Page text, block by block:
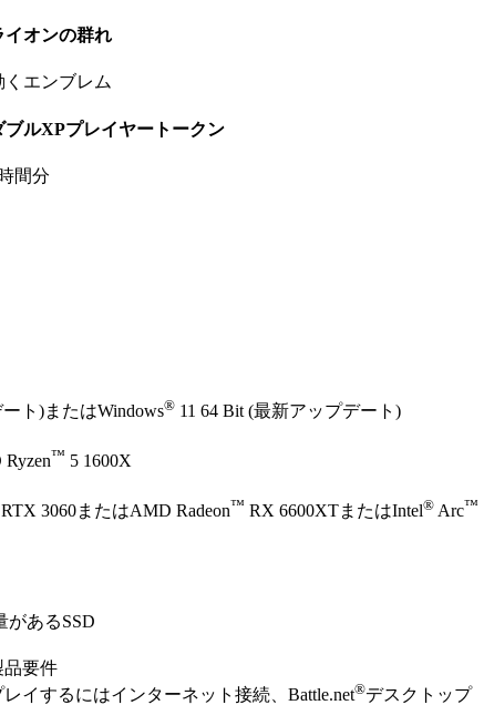
イオンの群れ
くエンブレム
ブルXPプレイヤートークン
間分
ト)またはWindows® 11 64 Bit (最新アップデート)
™ 5 1600X
3060またはAMD Radeon™ RX 6600XTまたはIntel® Arc™
があるSSD
品要件
レイするにはインターネット接続、Battle.net®デスクトップ